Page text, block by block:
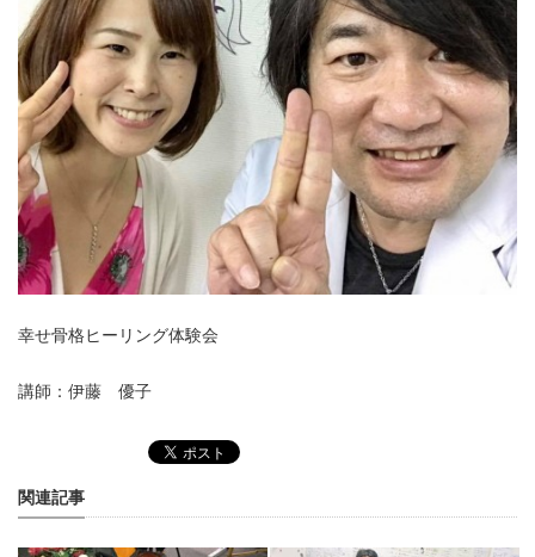
幸せ骨格ヒーリング体験会
講師：伊藤 優子
関連記事